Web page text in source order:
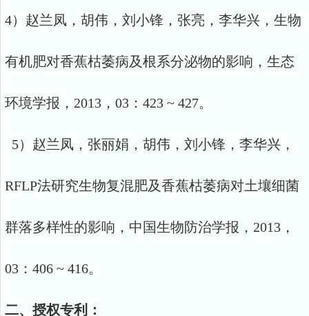
4）赵兰凤，胡伟，刘小锋，张亮，李华兴，生物
有机肥对香蕉枯萎病及根系分泌物的影响，生态
环境学报，2013，03：423 ~ 427。
5）赵兰凤，张丽娟，胡伟，刘小锋，李华兴，
RFLP法研究生物复混肥及香蕉枯萎病对土壤细菌
群落多样性的影响，中国生物防治学报，2013，
03：406 ~ 416。
二、授权专利：